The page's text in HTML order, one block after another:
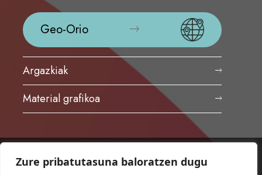
Zure pribatutasuna baloratzen dugu
Geo-Orio
Argazkiak
Material grafikoa
ORIOKO UDALA